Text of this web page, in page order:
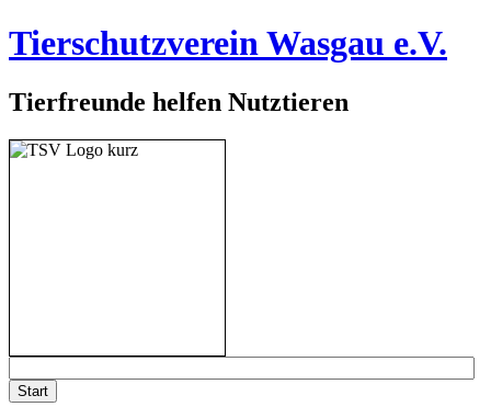
Tierschutzverein Wasgau e.V.
Tierfreunde helfen Nutztieren